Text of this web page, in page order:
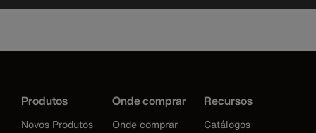
Produtos
Novos Produtos
Onde comprar
Onde comprar
Recursos
Catálogos